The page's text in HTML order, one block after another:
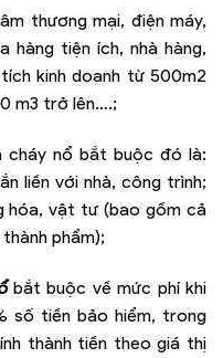
thương mại, điện máy,
hàng tiện ích, nhà hàng,
kinh doanh từ 500m2
m3 trở lên….;
nổ bắt buộc đó là:
liền với nhà, công trình;
hóa, vật tư (bao gồm cả
phẩm);
bắt buộc về mức phí khi
số tiền bảo hiểm, trong
thành tiền theo giá thị